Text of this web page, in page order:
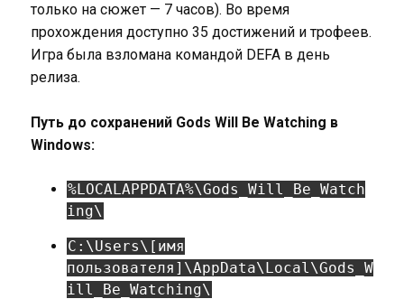
только на сюжет — 7 часов). Во время
прохождения доступно 35 достижений и трофеев.
Игра была взломана командой DEFA в день
релиза.
Путь до сохранений Gods Will Be Watching в
Windows:
%LOCALAPPDATA%\Gods_Will_Be_Watch
ing\
C:\Users\[имя
пользователя]\AppData\Local\Gods_W
ill_Be_Watching\